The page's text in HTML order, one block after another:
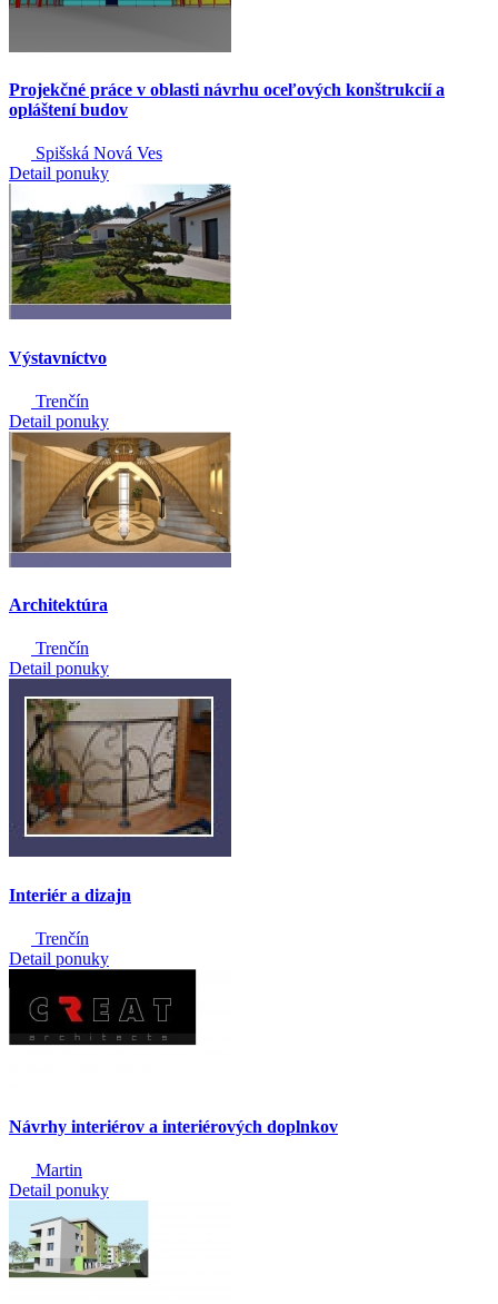
Projekčné práce v oblasti návrhu oceľových konštrukcií a
opláštení budov
Spišská Nová Ves
Detail ponuky
Výstavníctvo
Trenčín
Detail ponuky
Architektúra
Trenčín
Detail ponuky
Interiér a dizajn
Trenčín
Detail ponuky
Návrhy interiérov a interiérových doplnkov
Martin
Detail ponuky